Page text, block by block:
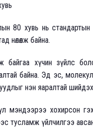
80 хувь нь стандартын
нөлөөлж байна.
хүчин зүйлс
байна. Эд эс,
нэн яаралтай шийдэх,
мэндээрээ хохирсон
тусламж үйлчилгээ